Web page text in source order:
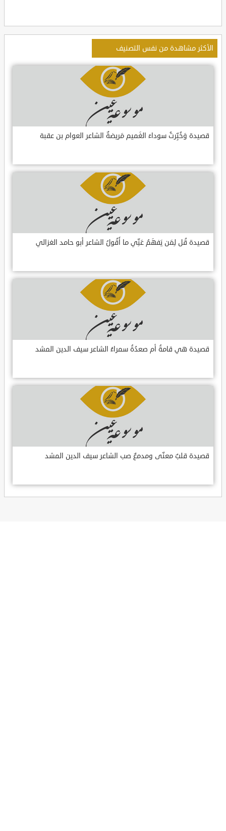
الأكثر مشاهدة من نفس التصنيف
قصيدة وَخُبِّرتُ سوداءَ الغَميم مَريضةٌ الشاعر العوام بن عقبة
قصيدة قُل لِمَن يَفهَمُ عَنِّي ما أَقُولُ الشاعر أبو حامد الغزالي
قصيدة هي قامةُ أم صعدُةُ سمراءُ الشاعر سيف الدين المشد
قصيدة قلبٌ معنّى ومدمعٌ صب الشاعر سيف الدين المشد